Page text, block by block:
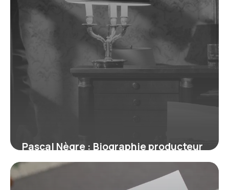
Pascal Nègre : Biographie producteur
musique
12 juillet 2026